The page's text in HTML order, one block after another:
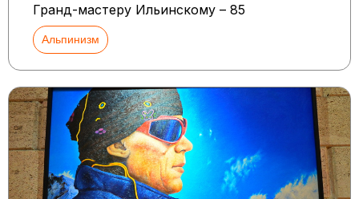
Гранд-мастеру Ильинскому – 85
Альпинизм